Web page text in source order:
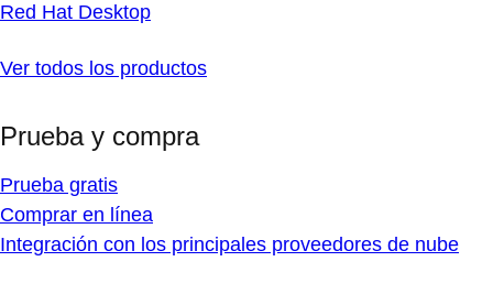
Red Hat Desktop
Ver todos los productos
Prueba y compra
Prueba gratis
Comprar en línea
Integración con los principales proveedores de nube